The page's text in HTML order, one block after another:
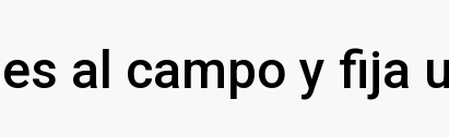
al campo y fija